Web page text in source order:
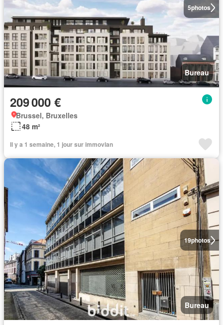
5photos
Bureau
209 000 €
Brussel, Bruxelles
48 m²
Il y a 1 semaine, 1 jour sur immovlan
19photos
Bureau